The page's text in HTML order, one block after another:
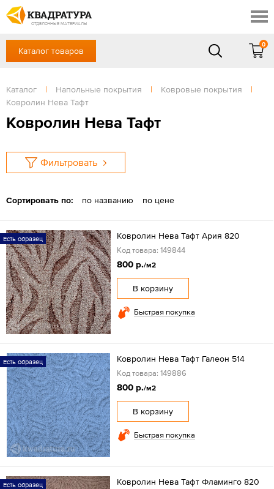
ОТДЕЛОЧНЫЕ МАТЕРИАЛЫ
Профи
Контакты
Доставка и оплата
Выставочный зал
Готовые решения
+7 (861) 217-94-70
Сб, Вс — выходной
ЗАКАЗАТЬ ЗВОНОК
Каталог товаров
0
Каталог | Напольные покрытия | Ковровые покрытия
|
Ковролин Нева Тафт
Ковролин Нева Тафт
Фильтровать
Сортировать по: по названию по цене
Есть образец Ковролин Нева Тафт Ария 820
Код товара: 149844
800 р./м2
В корзину
Быстрая покупка
Есть образец Ковролин Нева Тафт Галеон 514
Код товара: 149886
800 р./м2
В корзину
Быстрая покупка
Есть образец Ковролин Нева Тафт Фламинго 820